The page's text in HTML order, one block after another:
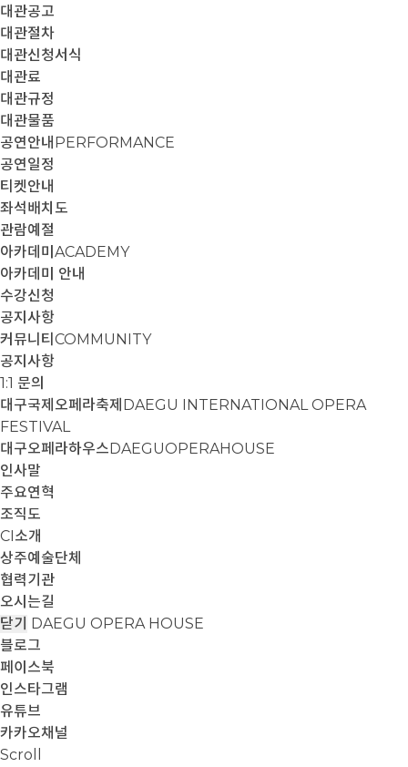
대관공고
대관절차
대관신청서식
대관료
대관규정
대관물품
공연안내 PERFORMANCE
공연일정
티켓안내
좌석배치도
관람예절
아카데미 ACADEMY
아카데미 안내
수강신청
공지사항
커뮤니티 COMMUNITY
공지사항
1:1 문의
대구국제오페라축제 DAEGU INTERNATIONAL OPERA
FESTIVAL
대구오페라하우스DAEGUOPERAHOUSE
인사말
주요연혁
조직도
CI소개
상주예술단체
협력기관
오시는길
닫기 DAEGU OPERA HOUSE
블로그
페이스북
인스타그램
유튜브
카카오채널
Scroll